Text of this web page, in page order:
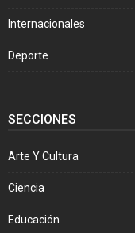
Internacionales
Deporte
SECCIONES
Arte Y Cultura
Ciencia
Educación